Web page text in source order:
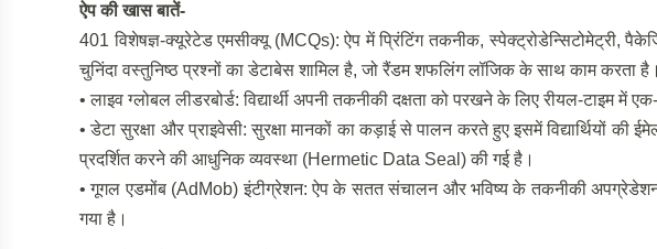
ऐप की खास बातें-
401 विशेषज्ञ-क्यूरेटेड एमसीक्यू (MCQs): ऐप में प्रिंटिंग तकनीक, स्पेक्ट्रोडेन्सिटोमेट्री,
चुनिंदा वस्तुनिष्ठ प्रश्नों का डेटाबेस शामिल है, जो रैंडम शफलिंग लॉजिक के साथ काम करता है।
• लाइव ग्लोबल लीडरबोर्ड: विद्यार्थी अपनी तकनीकी दक्षता को परखने के लिए रीयल-टाइम
• डेटा सुरक्षा और प्राइवेसी: सुरक्षा मानकों का कड़ाई से पालन करते हुए इसमें विद्यार्थियों
प्रदर्शित करने की आधुनिक व्यवस्था (Hermetic Data Seal) की गई है।
• गूगल एडमोंब (AdMob) इंटीग्रेशन: ऐप के सतत संचालन और भविष्य के तकनीकी अपग्रेडेशन
गया है।